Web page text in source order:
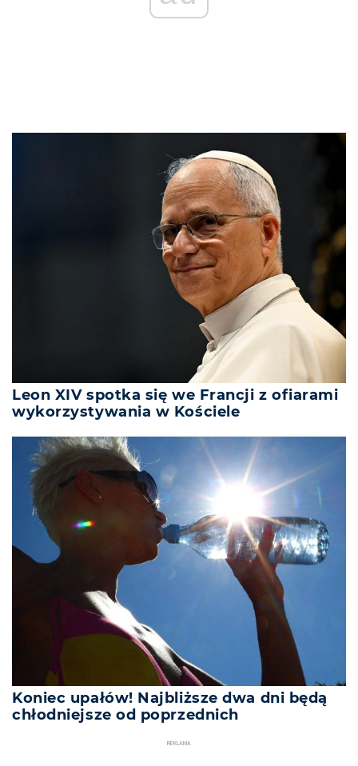
Leon XIV spotka się we Francji z ofiarami
wykorzystywania w Kościele
Koniec upałów! Najbliższe dwa dni będą
chłodniejsze od poprzednich
REKLAMA